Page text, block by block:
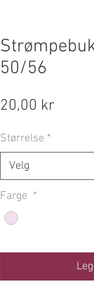
50/56
20,00 kr
Størrelse *
Velg
Farge *